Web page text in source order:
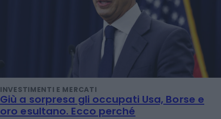
INVESTIMENTI E MERCATI
Giù a sorpresa gli occupati Usa, Borse e
oro esultano. Ecco perché